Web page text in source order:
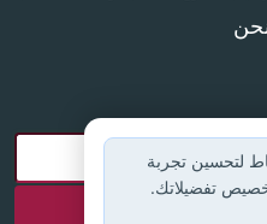
لتحسين تجربة
تفضيلاتك.